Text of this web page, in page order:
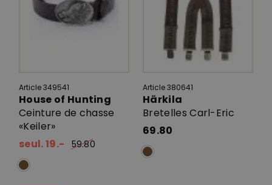
Article 349541
House of Hunting
Ceinture de chasse
«Keiler»
seul. 19.-
59.80
Article 380641
Härkila
Bretelles Carl-Eric
69.80